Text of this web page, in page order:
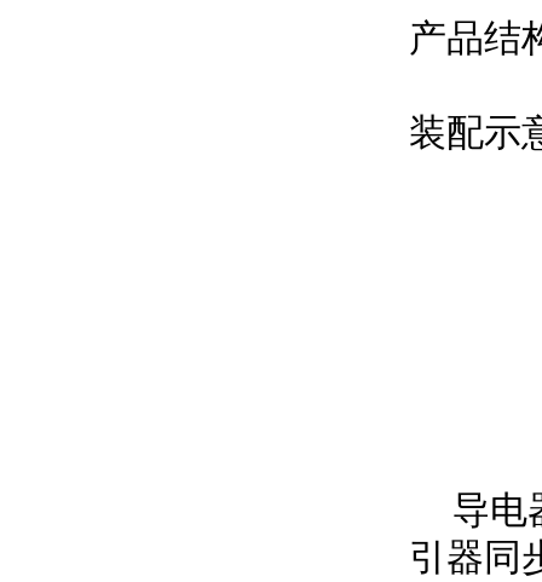
产品结
装配示
导电
引器同